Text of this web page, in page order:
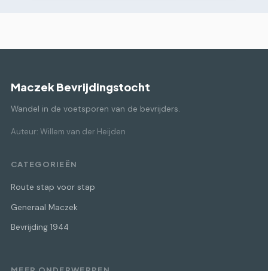
Maczek Bevrijdingstocht
Wandel in de voetsporen van de bevrijders.
Auteur: Willem van der Heijden
CATEGORIEËN
Route stap voor stap
Generaal Maczek
Bevrijding 1944